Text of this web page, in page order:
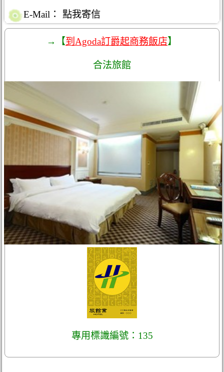
E-Mail： 點我寄信
→【到Agoda訂爵起商務飯店】
合法旅館
專用標識編號：135